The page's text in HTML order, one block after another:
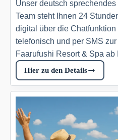
Unser deutsch
Team steht Ihnen 24
digital über die Chatfunktion
telefonisch und per SMS
Faarufushi Resort & Spa ab
Hier zu den Details
Faarufushi
Spa
Tui.com